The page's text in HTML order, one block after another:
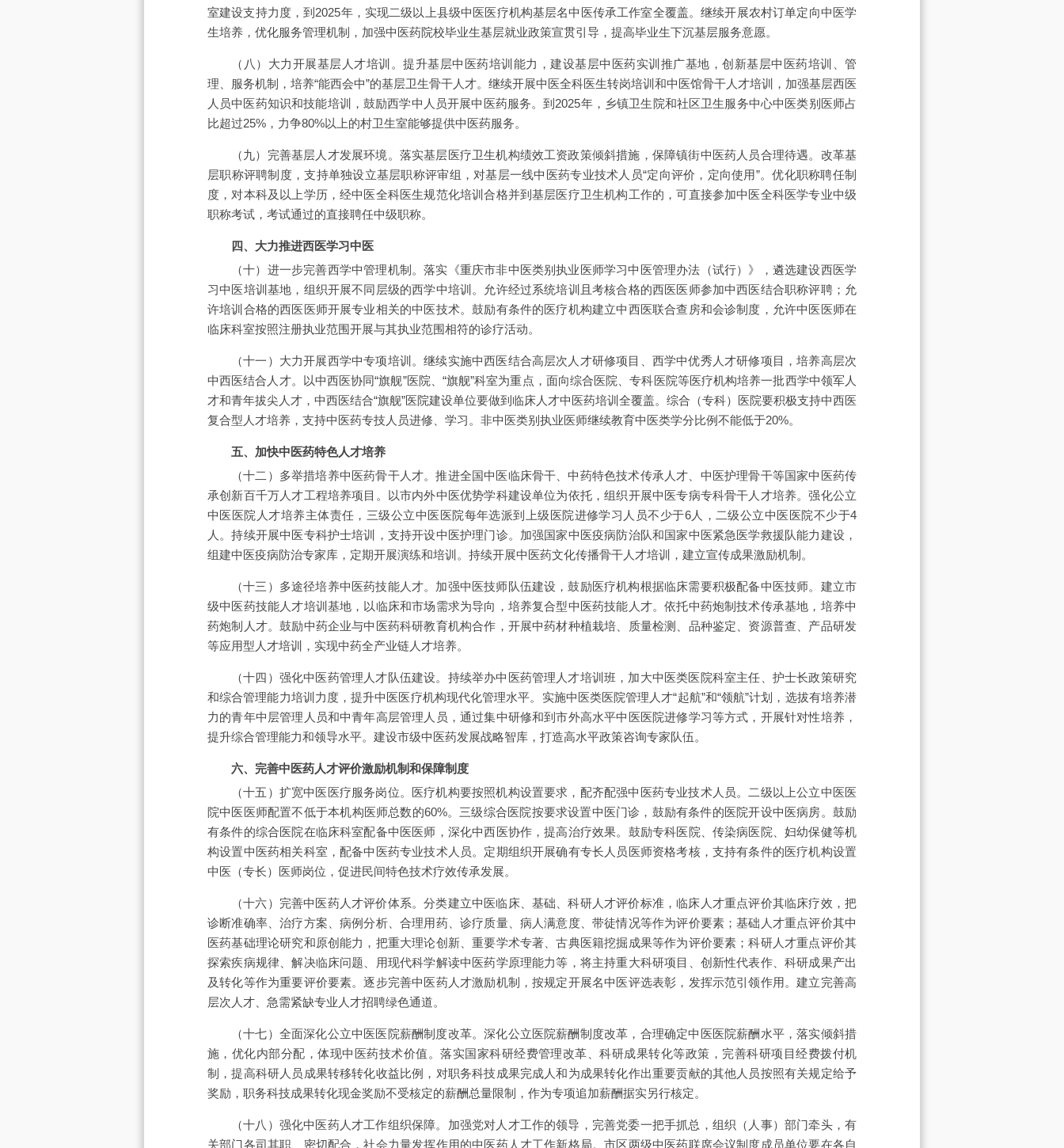
室建设支持力度，到2025年，实现二级以上县级中医医疗机构基层名中医传承工作室全覆盖。继续开展农村订单定向中医学
生培养，优化服务管理机制，加强中医药院校毕业生基层就业政策宣贯引导，提高毕业生下沉基层服务意愿。
（八）大力开展基层人才培训。提升基层中医药培训能力，建设基层中医药实训推广基地，创新基层中医药培训、管
理、服务机制，培养“能西会中”的基层卫生骨干人才。继续开展中医全科医生转岗培训和中医馆骨干人才培训，加强基层西医
人员中医药知识和技能培训，鼓励西学中人员开展中医药服务。到2025年，乡镇卫生院和社区卫生服务中心中医类别医师占
比超过25%，力争80%以上的村卫生室能够提供中医药服务。
（九）完善基层人才发展环境。落实基层医疗卫生机构绩效工资政策倾斜措施，保障镇街中医药人员合理待遇。改革基
层职称评聘制度，支持单独设立基层职称评审组，对基层一线中医药专业技术人员“定向评价，定向使用”。优化职称聘任制
度，对本科及以上学历，经中医全科医生规范化培训合格并到基层医疗卫生机构工作的，可直接参加中医全科医学专业中级
职称考试，考试通过的直接聘任中级职称。
四、大力推进西医学习中医
（十）进一步完善西学中管理机制。落实《重庆市非中医类别执业医师学习中医管理办法（试行）》，遴选建设西医学
习中医培训基地，组织开展不同层级的西学中培训。允许经过系统培训且考核合格的西医医师参加中西医结合职称评聘；允
许培训合格的西医医师开展专业相关的中医技术。鼓励有条件的医疗机构建立中西医联合查房和会诊制度，允许中医医师在
临床科室按照注册执业范围开展与其执业范围相符的诊疗活动。
（十一）大力开展西学中专项培训。继续实施中西医结合高层次人才研修项目、西学中优秀人才研修项目，培养高层次
中西医结合人才。以中西医协同“旗舰”医院、“旗舰”科室为重点，面向综合医院、专科医院等医疗机构培养一批西学中领军人
才和青年拔尖人才，中西医结合“旗舰”医院建设单位要做到临床人才中医药培训全覆盖。综合（专科）医院要积极支持中西医
复合型人才培养，支持中医药专技人员进修、学习。非中医类别执业医师继续教育中医类学分比例不能低于20%。
五、加快中医药特色人才培养
（十二）多举措培养中医药骨干人才。推进全国中医临床骨干、中药特色技术传承人才、中医护理骨干等国家中医药传
承创新百千万人才工程培养项目。以市内外中医优势学科建设单位为依托，组织开展中医专病专科骨干人才培养。强化公立
中医医院人才培养主体责任，三级公立中医医院每年选派到上级医院进修学习人员不少于6人，二级公立中医医院不少于4
人。持续开展中医专科护士培训，支持开设中医护理门诊。加强国家中医疫病防治队和国家中医紧急医学救援队能力建设，
组建中医疫病防治专家库，定期开展演练和培训。持续开展中医药文化传播骨干人才培训，建立宣传成果激励机制。
（十三）多途径培养中医药技能人才。加强中医技师队伍建设，鼓励医疗机构根据临床需要积极配备中医技师。建立市
级中医药技能人才培训基地，以临床和市场需求为导向，培养复合型中医药技能人才。依托中药炮制技术传承基地，培养中
药炮制人才。鼓励中药企业与中医药科研教育机构合作，开展中药材种植栽培、质量检测、品种鉴定、资源普查、产品研发
等应用型人才培训，实现中药全产业链人才培养。
（十四）强化中医药管理人才队伍建设。持续举办中医药管理人才培训班，加大中医类医院科室主任、护士长政策研究
和综合管理能力培训力度，提升中医医疗机构现代化管理水平。实施中医类医院管理人才“起航”和“领航”计划，选拔有培养潜
力的青年中层管理人员和中青年高层管理人员，通过集中研修和到市外高水平中医医院进修学习等方式，开展针对性培养，
提升综合管理能力和领导水平。建设市级中医药发展战略智库，打造高水平政策咨询专家队伍。
六、完善中医药人才评价激励机制和保障制度
（十五）扩宽中医医疗服务岗位。医疗机构要按照机构设置要求，配齐配强中医药专业技术人员。二级以上公立中医医
院中医医师配置不低于本机构医师总数的60%。三级综合医院按要求设置中医门诊，鼓励有条件的医院开设中医病房。鼓励
有条件的综合医院在临床科室配备中医医师，深化中西医协作，提高治疗效果。鼓励专科医院、传染病医院、妇幼保健等机
构设置中医药相关科室，配备中医药专业技术人员。定期组织开展确有专长人员医师资格考核，支持有条件的医疗机构设置
中医（专长）医师岗位，促进民间特色技术疗效传承发展。
（十六）完善中医药人才评价体系。分类建立中医临床、基础、科研人才评价标准，临床人才重点评价其临床疗效，把
诊断准确率、治疗方案、病例分析、合理用药、诊疗质量、病人满意度、带徒情况等作为评价要素；基础人才重点评价其中
医药基础理论研究和原创能力，把重大理论创新、重要学术专著、古典医籍挖掘成果等作为评价要素；科研人才重点评价其
探索疾病规律、解决临床问题、用现代科学解读中医药学原理能力等，将主持重大科研项目、创新性代表作、科研成果产出
及转化等作为重要评价要素。逐步完善中医药人才激励机制，按规定开展名中医评选表彰，发挥示范引领作用。建立完善高
层次人才、急需紧缺专业人才招聘绿色通道。
（十七）全面深化公立中医医院薪酬制度改革。深化公立医院薪酬制度改革，合理确定中医医院薪酬水平，落实倾斜措
施，优化内部分配，体现中医药技术价值。落实国家科研经费管理改革、科研成果转化等政策，完善科研项目经费拨付机
制，提高科研人员成果转移转化收益比例，对职务科技成果完成人和为成果转化作出重要贡献的其他人员按照有关规定给予
奖励，职务科技成果转化现金奖励不受核定的薪酬总量限制，作为专项追加薪酬据实另行核定。
（十八）强化中医药人才工作组织保障。加强党对人才工作的领导，完善党委一把手抓总，组织（人事）部门牵头，有
关部门各司其职、密切配合，社会力量发挥作用的中医药人才工作新格局。市区两级中医药联席会议制度成员单位要在各自